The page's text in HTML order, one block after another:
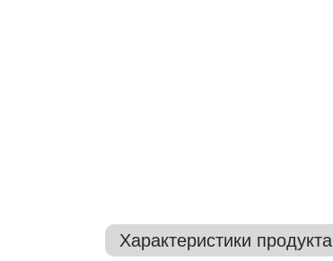
Характеристики продукта